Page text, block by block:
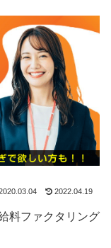
2022.04.19
料ファクタリング